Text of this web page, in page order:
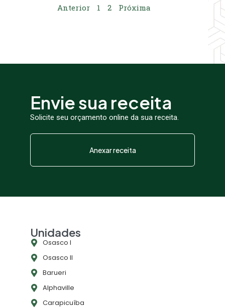
Anterior 1 2 Próxima
Envie sua receita
Solicite seu orçamento online da sua receita.
Anexar receita
Unidades
Osasco l
Osasco ll
Barueri
Alphaville
Carapicuíba